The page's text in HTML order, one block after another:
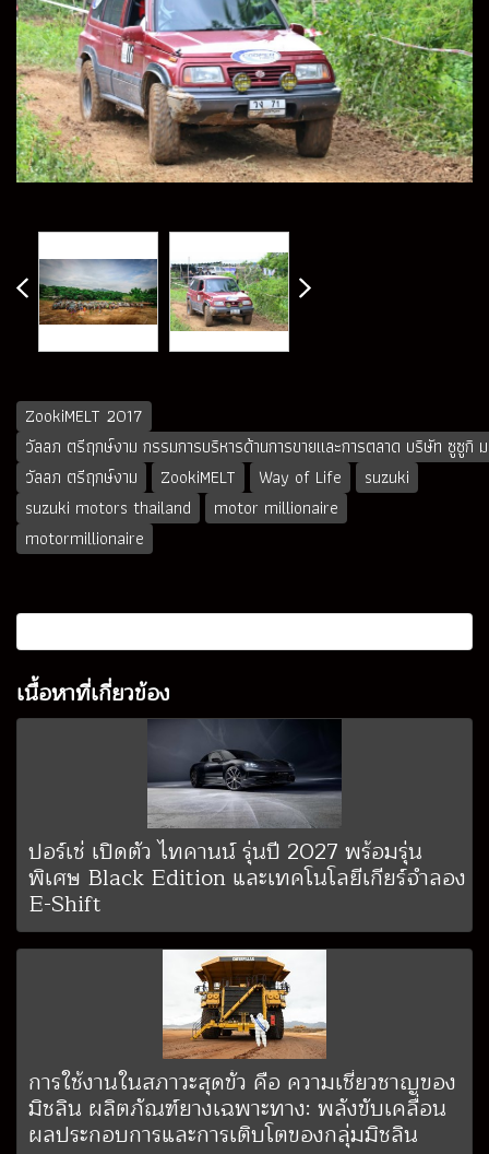
ZookiMELT 2017
วัลลภ ตรีฤกษ์งาม กรรมการบริหารด้านการขายและการตลาด บริษัท ซูซูกิ
วัลลภ ตรีฤกษ์งาม
ZookiMELT Way of Life
suzuki
suzuki motors thailand
motor millionaire
motormillionaire
เนื้อหาที่เกี่ยวข้อง
ปอร์เช่ เปิดตัว ไทคานน์ รุ่นปี 2027 พร้อมรุ่น
พิเศษ Black Edition และเทคโนโลยีเกียร์จำลอง
E-Shift
การใช้งานในสภาวะสุดขั้ว คือ ความเชี่ยวชาญของ
มิชลิน ผลิตภัณฑ์ยางเฉพาะทาง: พลังขับเคลื่อน
ผลประกอบการและการเติบโตของกลุ่มมิชลิน